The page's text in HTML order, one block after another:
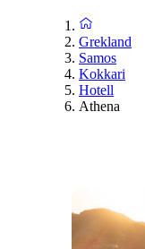
Grekland
Samos
Kokkari
Hotell
Athena